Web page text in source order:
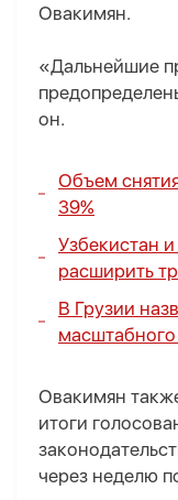
Овакимян.
«Дальнейшие
он.
Объем
39%
Узбекистан
расширить
В Грузии
Овакимян
итоги
через неделю